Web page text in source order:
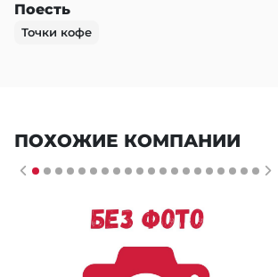
Поесть
Точки кофе
ПОХОЖИЕ КОМПАНИИ